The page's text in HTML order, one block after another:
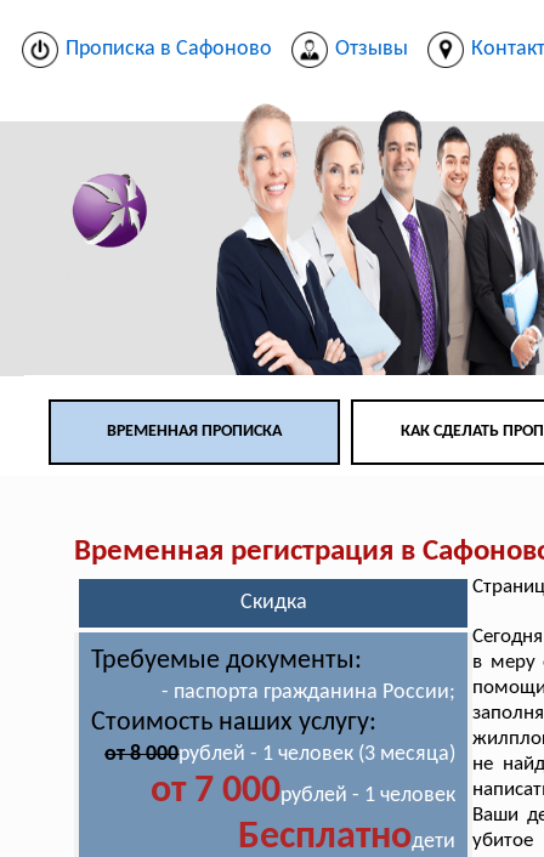
Прописка в Сафоново Отзывы
ВРЕМЕННАЯ ПРОПИСКА КАК СДЕЛАТЬ
Временная регистрация в
Скидка
Требуемые документы:
- паспорта гражданина России;
Стоимость наших услугу:
от 8 000рублей - 1 человек (3 месяца)
от 7 000рублей - 1 человек
Бесплатнодети
в меру
не
Ваши